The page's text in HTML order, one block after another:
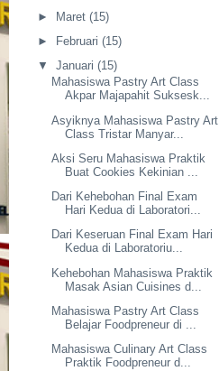
► Maret (15)
►
Februari (15)
▼ Januari (15)
Mahasiswa Pastry Art Class
Akpar Majapahit Suksesk...
Asyiknya Mahasiswa Pastry Art
Class Tristar Manyar...
Aksi Seru Mahasiswa Praktik
Buat Cookies Kekinian ...
Dari Kehebohan Final Exam
Hari Kedua di Laboratori...
Dari Keseruan Final Exam Hari
Kedua di Laboratoriu...
Kehebohan Mahasiswa Praktik
Masak Asian Cuisines d...
Mahasiswa Pastry Art Class
Belajar Foodpreneur di ...
Mahasiswa Culinary Art Class
Praktik Foodpreneur d...